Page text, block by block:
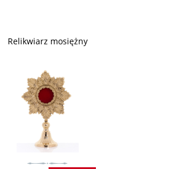
Relikwiarz mosiężny